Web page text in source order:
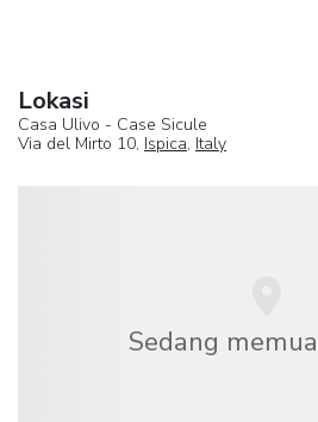
Lokasi
Casa Ulivo - Case Sicule
Via del Mirto 10, Ispica, Italy
Sedang